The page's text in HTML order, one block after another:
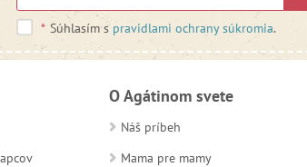
* Súhlasím s pravidlami ochrany súkromia.
O Agátinom svete
Náš príbeh
Mama pre mamy